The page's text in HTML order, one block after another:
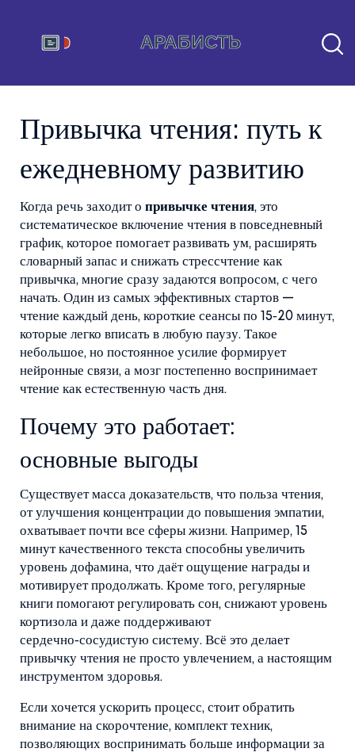
Привычка чтения: путь к
ежедневному развитию
Когда речь заходит о привычке чтения, это
систематическое включение чтения в повседневный
график, которое помогает развивать ум, расширять
словарный запас и снижать стрессчтение как
привычка, многие сразу задаются вопросом, с чего
начать. Один из самых эффективных стартов —
чтение каждый день, короткие сеансы по 15‑20 минут,
которые легко вписать в любую паузу. Такое
небольшое, но постоянное усилие формирует
нейронные связи, а мозг постепенно воспринимает
чтение как естественную часть дня.
Почему это работает:
основные выгоды
Существует масса доказательств, что польза чтения,
от улучшения концентрации до повышения эмпатии,
охватывает почти все сферы жизни. Например, 15
минут качественного текста способны увеличить
уровень дофамина, что даёт ощущение награды и
мотивирует продолжать. Кроме того, регулярные
книги помогают регулировать сон, снижают уровень
кортизола и даже поддерживают
сердечно‑сосудистую систему. Всё это делает
привычку чтения не просто увлечением, а настоящим
инструментом здоровья.
Если хочется ускорить процесс, стоит обратить
внимание на скорочтение, комплект техник,
позволяющих воспринимать больше информации за